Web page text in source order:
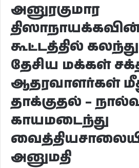
அனுரகுமார
கூட்டத்தில்
தேசிய மக்கள்
ஆதரவாளர்கள்
தாக்குதல் –
காயமடைந்து
அனுமதி